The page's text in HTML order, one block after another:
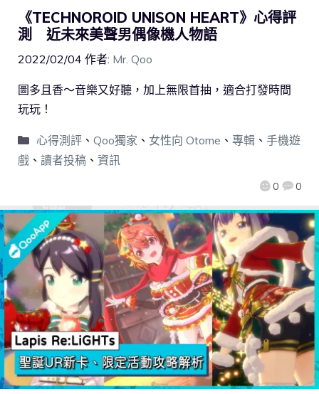
《TECHNOROID UNISON HEART》心得評
測 近未來美聲男偶像機人物語
2022/02/04 作者: Mr. Qoo
0 0
圖多且香～音樂又好聽，加上無限首抽，適合打發時間
玩玩！
心得測評、 Qoo獨家 、 女性向 Otome 、 專輯、 手機遊
戲 、 讀者投稿 、 資訊